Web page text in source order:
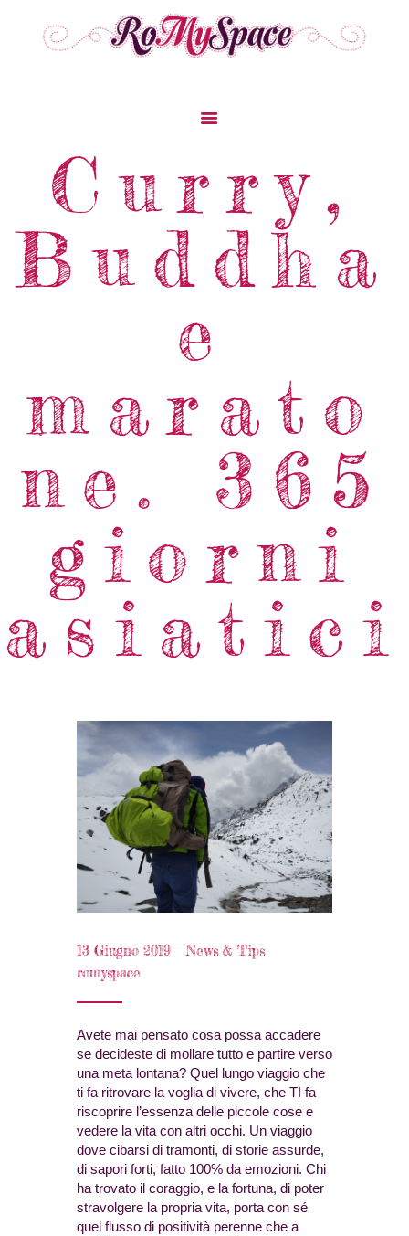
Curry,
Buddha
e
marato
ne. 365
giorni
asiatici
Storie Di Viaggio
Cibo Dal Mondo
Viaggia Con Noi
News & Tips
13 Giugno 2019
News & Tips
romyspace
Avete mai pensato cosa possa accadere
se decideste di mollare tutto e partire verso
una meta lontana? Quel lungo viaggio che
ti fa ritrovare la voglia di vivere, che TI fa
riscoprire l’essenza delle piccole cose e
vedere la vita con altri occhi. Un viaggio
dove cibarsi di tramonti, di storie assurde,
di sapori forti, fatto 100% da emozioni. Chi
ha trovato il coraggio, e la fortuna, di poter
stravolgere la propria vita, porta con sé
quel flusso di positività perenne che a